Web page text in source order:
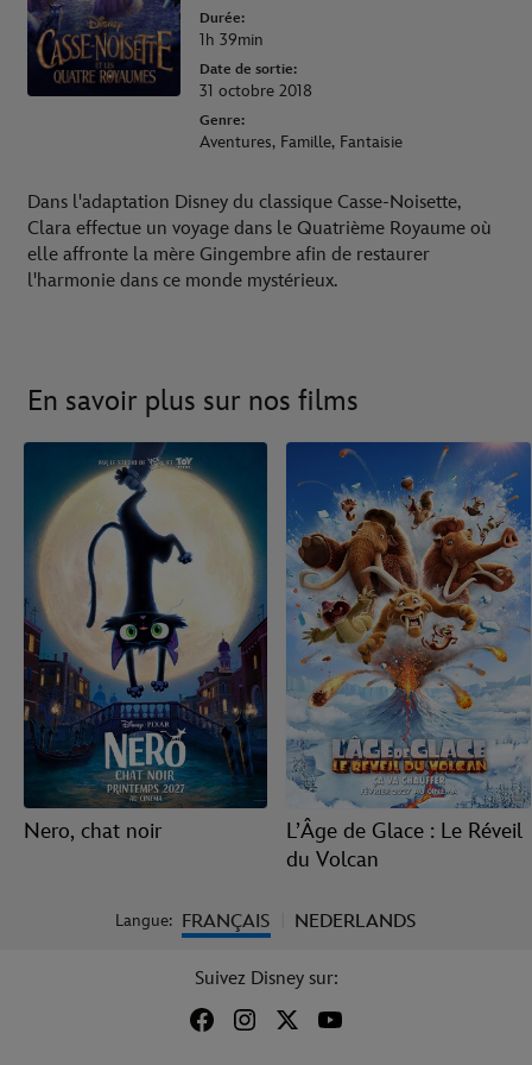
Durée:
1h 39min
Date de sortie:
31 octobre 2018
Genre:
Aventures, Famille, Fantaisie
Dans l'adaptation Disney du classique Casse-Noisette,
Clara effectue un voyage dans le Quatrième Royaume où
elle affronte la mère Gingembre afin de restaurer
l'harmonie dans ce monde mystérieux.
En savoir plus sur nos films
Nero, chat noir
L’Âge de Glace : Le Réveil
du Volcan
Langue: FRANÇAIS NEDERLANDS
Suivez Disney sur: